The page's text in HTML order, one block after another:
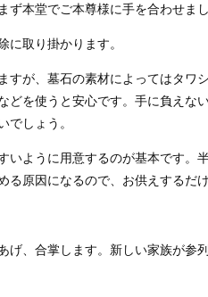
本堂でご本尊様に手を合わせまし
取り掛かります。
すが、墓石の素材によってはタワ
どを使うと安心です。手に負えな
でしょう。
いように用意するのが基本です。
原因になるので、お供えするだけ
げ、合掌します。新しい家族が参